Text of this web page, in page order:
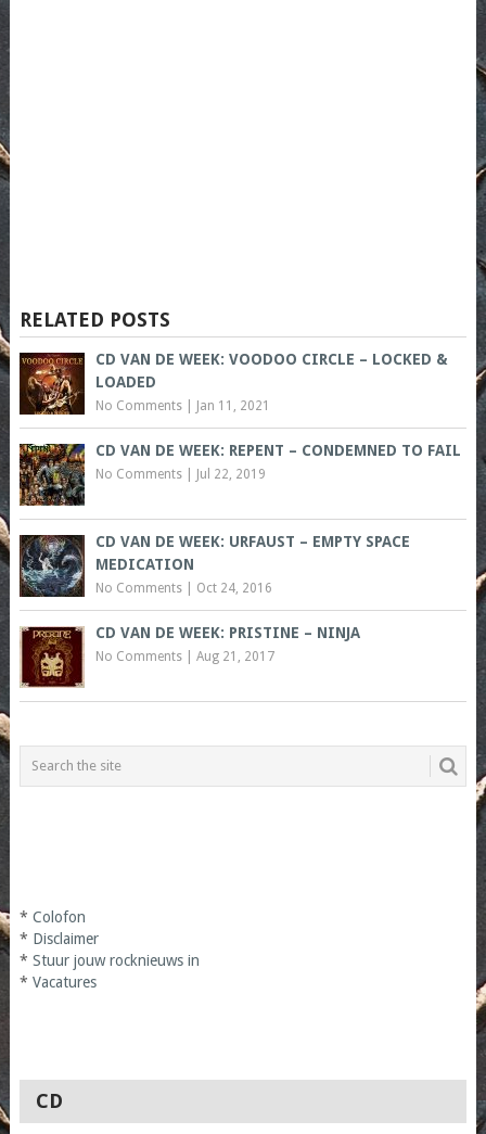
RELATED POSTS
CD VAN DE WEEK: VOODOO CIRCLE – LOCKED &
LOADED
No Comments| Jan 11, 2021
CD VAN DE WEEK: REPENT – CONDEMNED TO FAIL
No Comments| Jul 22, 2019
CD VAN DE WEEK: URFAUST – EMPTY SPACE
MEDICATION
No Comments| Oct 24, 2016
CD VAN DE WEEK: PRISTINE – NINJA
No Comments| Aug 21, 2017
* Colofon
* Disclaimer
* Stuur jouw rocknieuws in
* Vacatures
CD